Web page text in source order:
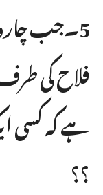
5۔جب
فلاح کی
ہے کہ کسی
؟؟